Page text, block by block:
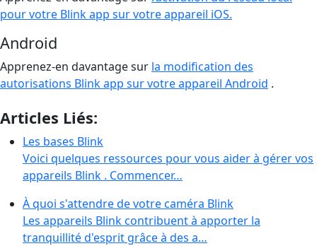
pour votre Blink app sur votre appareil iOS.
Android
Apprenez-en davantage sur la modification des
autorisations Blink app sur votre appareil Android .
Articles Liés:
Les bases Blink
Voici quelques ressources pour vous aider à gérer vos
appareils Blink . Commencer…
À quoi s'attendre de votre caméra Blink
Les appareils Blink contribuent à apporter la
tranquillité d'esprit grâce à des a…